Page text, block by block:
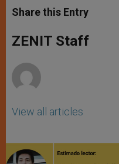
t
s
p
p
s
e
g
e
e
b
o
k
Share this Entry
ZENIT Staff
View all articles